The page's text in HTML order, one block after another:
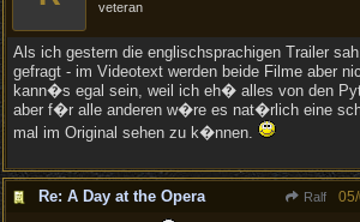
veteran
Als ich gestern die englischsprachigen Trailer
gefragt - im Videotext werden beide Filme aber
kann�s egal sein, weil ich eh� alles von den
aber f�r alle anderen w�re es nat�rlich eine
mal im Original sehen zu k�nnen.
Re: A Day at the Opera Ralf